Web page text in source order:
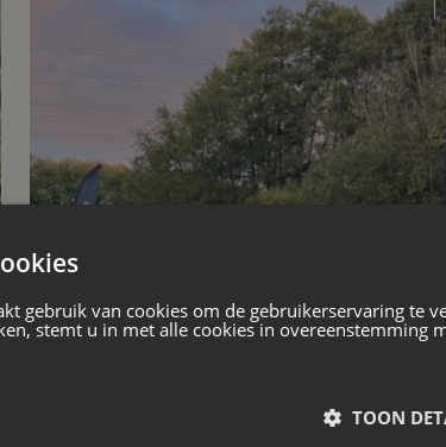
gebruik van cookies om de gebruikerservaring te
stemt u in met alle cookies in overeenstemming
TOON